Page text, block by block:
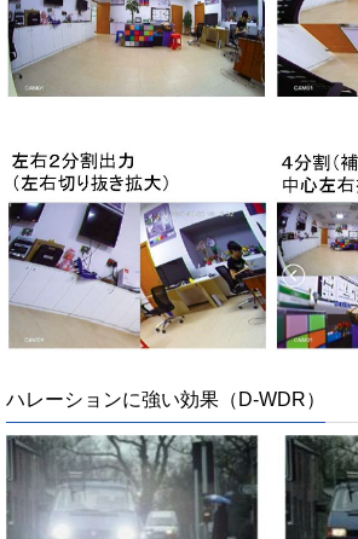
ハレーションに強い効果（D-WDR）